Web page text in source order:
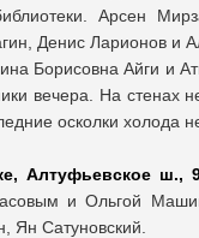
Арсен
Денис Ларионов и
Борисовна Айги и
вечера. На стенах
осколки холода
Алтуфьевское ш.,
и Ольгой
Ян Сатуновский.